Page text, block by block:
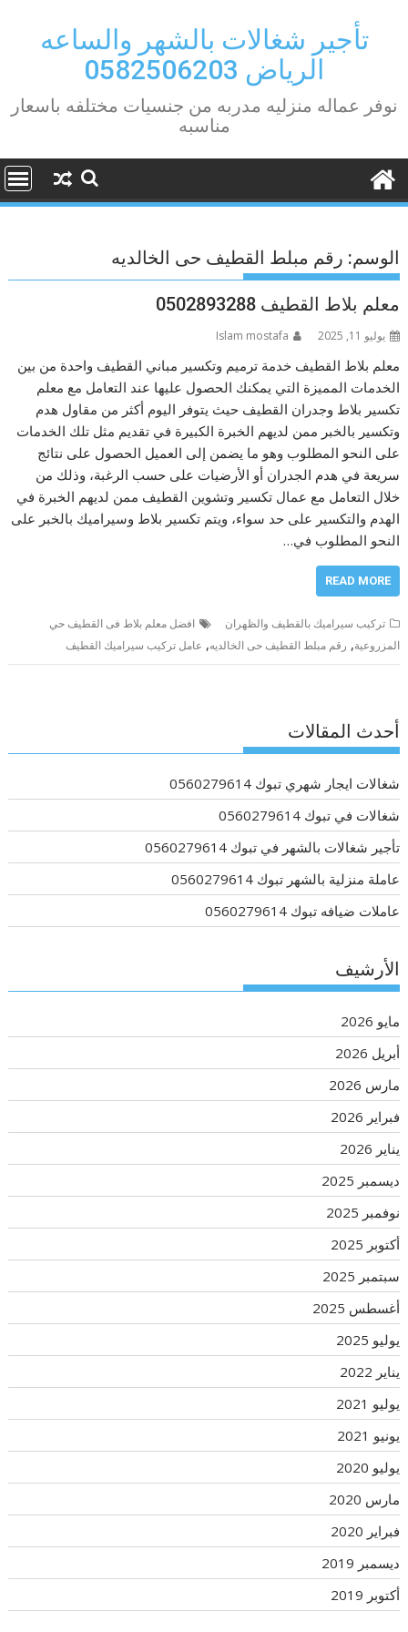
contentتأجير شغالات بالشهر والساعه
الرياض 0582506203
نوفر عماله منزليه مدربه من جنسيات مختلفه باسعار
مناسبه
الوسم: رقم مبلط القطيف حى الخالديه
معلم بلاط القطيف 0502893288
يوليو 11, 2025 Islam mostafa
معلم بلاط القطيف خدمة ترميم وتكسير مباني القطيف واحدة من بين
الخدمات المميزة التي يمكنك الحصول عليها عند التعامل مع معلم
تكسير بلاط وجدران القطيف حيث يتوفر اليوم أكثر من مقاول هدم
وتكسير بالخبر ممن لديهم الخبرة الكبيرة في تقديم مثل تلك الخدمات
على النحو المطلوب وهو ما يضمن إلى العميل الحصول على نتائج
سريعة في هدم الجدران أو الأرضيات على حسب الرغبة، وذلك من
خلال التعامل مع عمال تكسير وتشوين القطيف ممن لديهم الخبرة في
الهدم والتكسير على حد سواء، ويتم تكسير بلاط وسيراميك بالخبر على
النحو المطلوب في…
READ MORE
تركيب سيراميك بالقطيف والظهران
افضل معلم بلاط فى القطيف حي
المزروعية, رقم مبلط القطيف حى الخالديه, عامل تركيب سيراميك القطيف
أحدث المقالات
شغالات ايجار شهري تبوك 0560279614
شغالات في تبوك 0560279614
تأجير شغالات بالشهر في تبوك 0560279614
عاملة منزلية بالشهر تبوك 0560279614
عاملات ضيافه تبوك 0560279614
الأرشيف
مايو 2026
أبريل 2026
مارس 2026
فبراير 2026
يناير 2026
ديسمبر 2025
نوفمبر 2025
أكتوبر 2025
سبتمبر 2025
أغسطس 2025
يوليو 2025
يناير 2022
يوليو 2021
يونيو 2021
يوليو 2020
مارس 2020
فبراير 2020
ديسمبر 2019
أكتوبر 2019